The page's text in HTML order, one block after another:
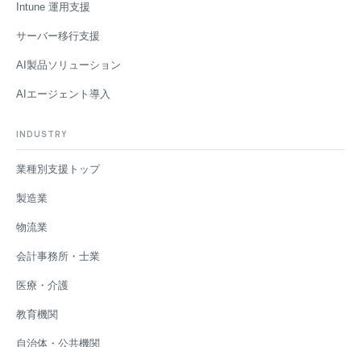
Intune 運用支援
サーバー移行支援
AI製品ソリューション
AIエージェント導入
INDUSTRY
業種別支援トップ
製造業
物流業
会計事務所・士業
医療・介護
教育機関
自治体・公共機関